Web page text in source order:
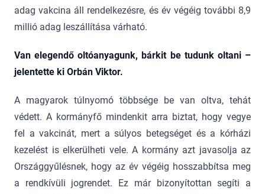
adag vakcina áll rendelkezésre, és év végéig további 8,9
millió adag leszállítása várható.
Van elegendő oltóanyagunk, bárkit be tudunk oltani –
jelentette ki Orbán Viktor.
A magyarok túlnyomó többsége be van oltva, tehát
védett. A kormányfő mindenkit arra biztat, hogy vegye
fel a vakcinát, mert a súlyos betegséget és a kórházi
kezelést is elkerülheti vele. A kormány azt javasolja az
Országgyűlésnek, hogy az év végéig hosszabbítsa meg
a rendkívüli jogrendet. Ez már bizonyítottan segíti a